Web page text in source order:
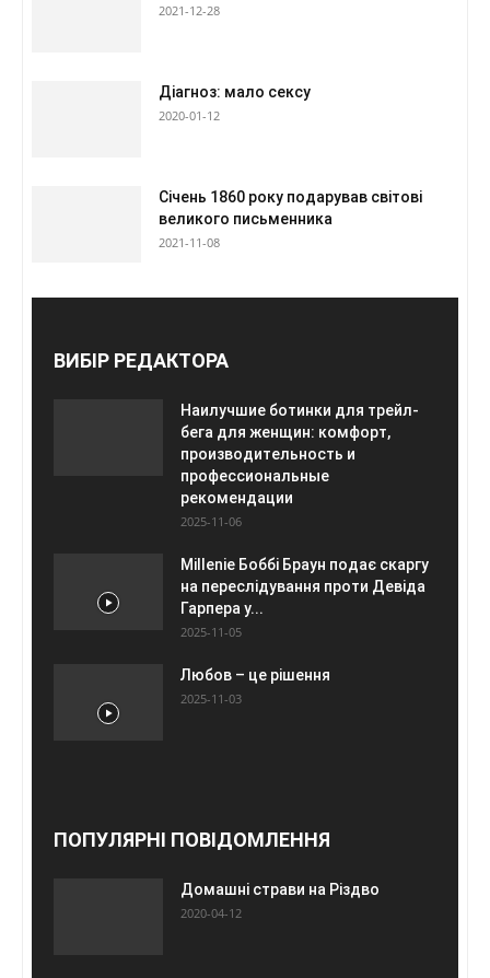
2021-12-28
Діагноз: мало сексу
2020-01-12
Січень 1860 року подарував світові
великого письменника
2021-11-08
ВИБІР РЕДАКТОРА
Наилучшие ботинки для трейл-
бега для женщин: комфорт,
производительность и
профессиональные
рекомендации
2025-11-06
Millenie Боббі Браун подає скаргу
на переслідування проти Девіда
Гарпера у...
2025-11-05
Любов – це рішення
2025-11-03
ПОПУЛЯРНІ ПОВІДОМЛЕННЯ
Домашні страви на Різдво
2020-04-12